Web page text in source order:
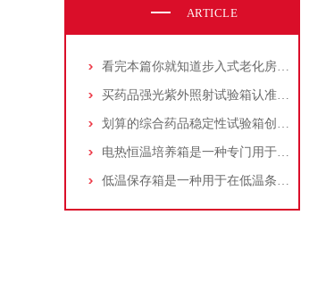
ARTICLE
看完本篇你就知道步入式老化房的分类有哪些了
买药品强光紫外照射试验箱认准创测科技
划算的综合药品稳定性试验箱创测科技供应
电热恒温培养箱是一种专门用于实验室和科研领域的设备
低温保存箱是一种用于在低温条件下储存和保护物品的设备